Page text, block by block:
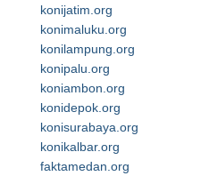
konijatim.org
konimaluku.org
konilampung.org
konipalu.org
koniambon.org
konidepok.org
konisurabaya.org
konikalbar.org
faktamedan.org